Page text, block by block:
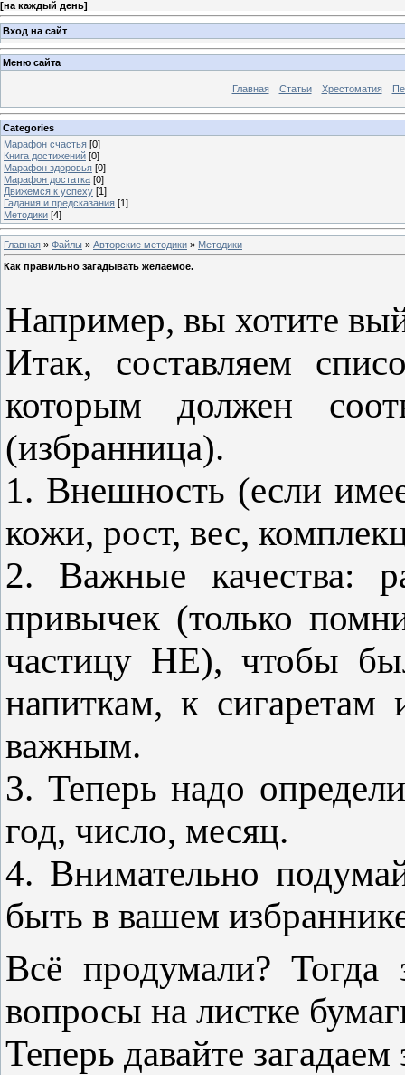
[на каждый день]
Вход на сайт
Меню сайта
Главная Статьи Хрестоматия
Categories
Марафон счастья [0]
Книга достижений [0]
Марафон здоровья [0]
Марафон достатка [0]
Движемся к успеху [1]
Гадания и предсказания [1]
Методики [4]
Главная » Файлы » Авторские методики » Методики
Как правильно загадывать желаемое.
Например, вы хотите
Итак, составляем
которым должен
(избранница).
1. Внешность (если
кожи, рост, вес,
2. Важные качества:
привычек (только
частицу НЕ), чтобы
напиткам, к сигаретам
важным.
3. Теперь надо
год, число, месяц.
4. Внимательно
быть в вашем
Всё продумали? Тогда
вопросы на листке
Теперь давайте